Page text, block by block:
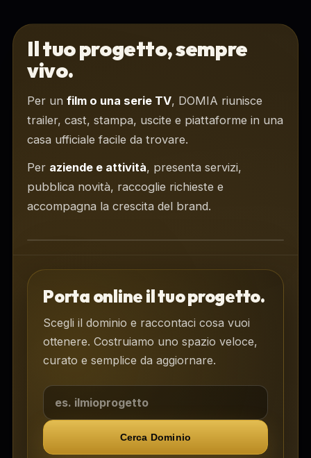
Il tuo progetto, sempre
vivo.
Per un film o una serie TV, DOMIA riunisce
trailer, cast, stampa, uscite e piattaforme in una
casa ufficiale facile da trovare.
Per aziende e attività, presenta servizi,
pubblica novità, raccoglie richieste e
accompagna la crescita del brand.
Area clienti DOMIA per siti e
Porta online il tuo progetto.
Scegli il dominio e raccontaci cosa vuoi
ottenere. Costruiamo uno spazio veloce,
curato e semplice da aggiornare.
Cerca Dominio